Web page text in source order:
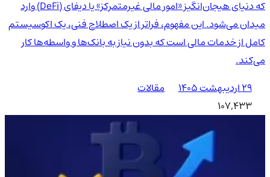
که دنیای هیجان‌انگیز «امور مالی غیرمتمرکز» یا دیفای (DeFi) وارد
میدان می‌شود. این مفهوم، فراتر از یک اصطلاح فنی، یک اکوسیستم
کامل از خدمات مالی است که بدون نیاز به بانک‌ها و واسطه‌ها کار
می‌کند.
۲۹ اردیبهشت ۱۴۰۵
مقالات
107,433